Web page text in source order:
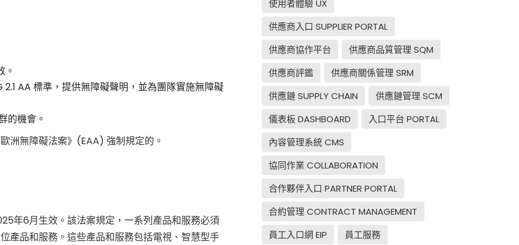
。
AA 標準，提供無障礙聲明，並為團隊實施無障礙
的機會。
洲無障礙法案》(EAA) 強制規定的。
年6月生效。該法案規定，一系列產品和服務必須
產品和服務。這些產品和服務包括電視、智慧型手
使用者體驗 UX
供應商入口 SUPPLIER PORTAL
供應商協作平台
供應商品質管理 SQM
供應商評鑑
供應商關係管理 SRM
供應鏈 SUPPLY CHAIN
供應鏈管理 SCM
儀表板 DASHBOARD
入口平台 PORTAL
內容管理系統 CMS
協同作業 COLLABORATION
合作夥伴入口 PARTNER PORTAL
合約管理 CONTRACT MANAGEMENT
員工入口網 EIP
員工服務